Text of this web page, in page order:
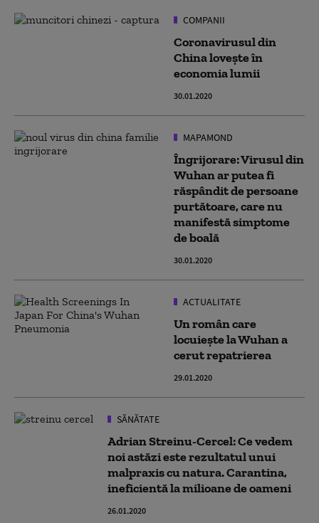
COMPANII
Coronavirusul din
China lovește în
economia lumii
30.01.2020
MAPAMOND
Îngrijorare: Virusul din
Wuhan ar putea fi
răspândit de persoane
purtătoare, care nu
manifestă simptome
de boală
30.01.2020
ACTUALITATE
Un român care
locuiește la Wuhan a
cerut repatrierea
29.01.2020
SĂNĂTATE
Adrian Streinu-Cercel: Ce vedem
noi astăzi este rezultatul unui
malpraxis cu natura. Carantina,
ineficientă la milioane de oameni
26.01.2020